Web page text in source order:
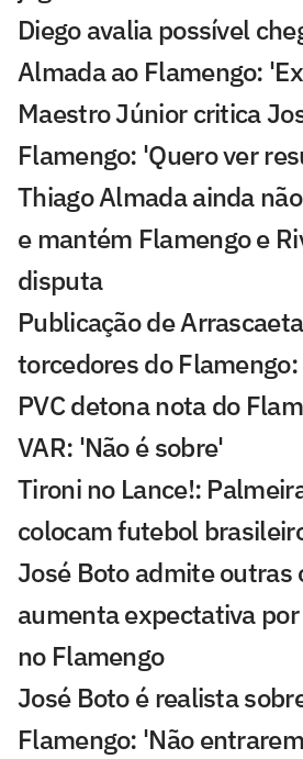
Diego avalia possível
Almada ao Flamengo:
Maestro Júnior critica
Flamengo: 'Quero ver
Thiago Almada ainda
e mantém Flamengo e
disputa
Publicação de
torcedores do
PVC detona nota do
VAR: 'Não é sobre'
Tironi no Lance!:
colocam futebol
José Boto admite outras
aumenta expectativa
no Flamengo
José Boto é realista
Flamengo: 'Não